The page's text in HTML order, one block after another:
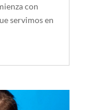
con
servimos en